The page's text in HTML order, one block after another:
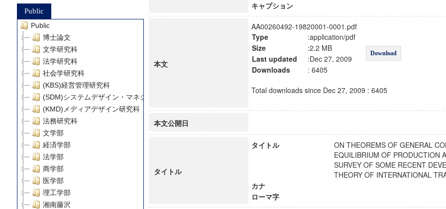
Public
Public
博士論文
文学研究科
法学研究科
社会学研究科
(KBS)経営管理研究科
(SDM)システムデザイン・マネジメント研究科
(KMD)メディアデザイン研究科
法務研究科
文学部
経済学部
法学部
商学部
医学部
理工学部
湘南藤沢
キャプション
本文
AA00260492-19820001-0001.pdf
Type
:application/pdf
Download
Size
:2.2 MB
Last updated
:Dec 27, 2009
Downloads
: 6405
Total downloads since Dec 27, 2009 : 6405
本文公開日
タイトル
タイトル
ON THEOREMS OF GENERAL
EQUILIBRIUM OF PRODUCTION
SURVEY OF SOME RECENT
THEORY OF INTERNATIONAL
カナ
ローマ字